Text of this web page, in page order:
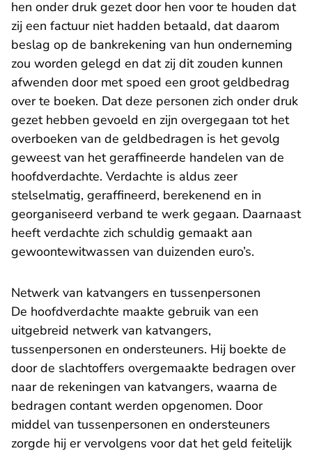
hen onder druk gezet door hen voor te houden dat
zij een factuur niet hadden betaald, dat daarom
beslag op de bankrekening van hun onderneming
zou worden gelegd en dat zij dit zouden kunnen
afwenden door met spoed een groot geldbedrag
over te boeken. Dat deze personen zich onder druk
gezet hebben gevoeld en zijn overgegaan tot het
overboeken van de geldbedragen is het gevolg
geweest van het geraffineerde handelen van de
hoofdverdachte. Verdachte is aldus zeer
stelselmatig, geraffineerd, berekenend en in
georganiseerd verband te werk gegaan. Daarnaast
heeft verdachte zich schuldig gemaakt aan
gewoontewitwassen van duizenden euro’s.
Netwerk van katvangers en tussenpersonen
De hoofdverdachte maakte gebruik van een
uitgebreid netwerk van katvangers,
tussenpersonen en ondersteuners. Hij boekte de
door de slachtoffers overgemaakte bedragen over
naar de rekeningen van katvangers, waarna de
bedragen contant werden opgenomen. Door
middel van tussenpersonen en ondersteuners
zorgde hij er vervolgens voor dat het geld feitelijk